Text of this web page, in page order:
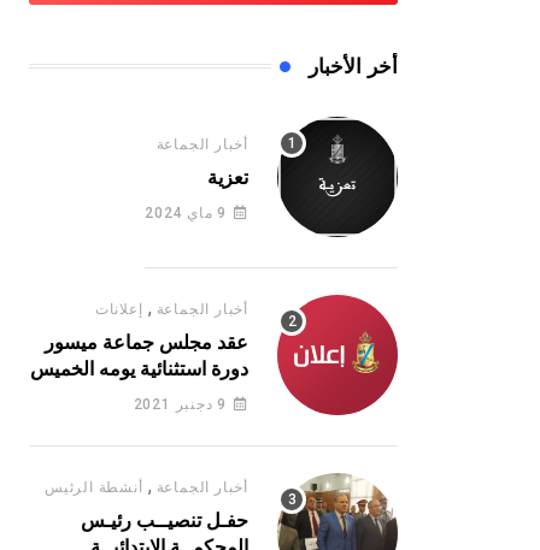
أخر الأخبار
أخبار الجماعة
تعزية
9 ماي 2024
أخبار الجماعة , إعلانات
عقد مجلس جماعة ميسور
دورة استثنائية يومه الخميس
16 يونيو 2022 9 دجنبر 2021
أخبار الجماعة , أنشطة الرئيس
حفـل تنصيــب رئيـس